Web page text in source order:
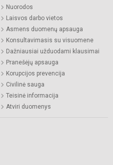
Nuorodos
Laisvos darbo vietos
Asmens duomenų apsauga
Konsultavimasis su visuomene
Dažniausiai užduodami klausimai
Pranešėjų apsauga
Korupcijos prevencija
Civilinė sauga
Teisinė informacija
Atviri duomenys